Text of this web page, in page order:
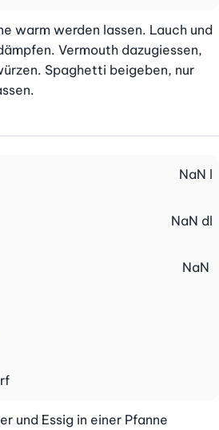
warm werden lassen. Lauch und
Vermouth dazugiessen,
Spaghetti beigeben, nur
NaN l
NaN dl
NaN
und Essig in einer Pfanne